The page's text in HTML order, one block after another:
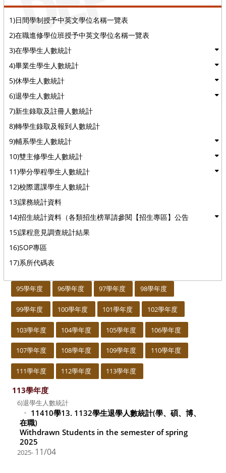
1)日間學制授予中英文學位名稱一覽表
2)在職進修學位班授予中英文學位名稱一覽表
3)在學學生人數統計
4)畢業生學生人數統計
5)休學生人數統計
6)退學生人數統計
7)新生錄取及註冊人數統計
8)轉學生錄取及報到人數統計
9)輔系學生人數統計
10)雙主修學生人數統計
11)學分學程學生人數統計
12)校際選課學生人數統計
13)課務統計資料
14)招生統計資料（各類招生榜單請參閱【招生專區】公告
15)課程意見調查統計結果
16)SOP專區
17)系所代碼表
95學年度 96學年度 97學年度 98學年度
99學年度 100學年度 101學年度 102學年度
103學年度 104學年度 105學年度 106學年度
107學年度 108學年度 109學年度 110學年度
111學年度 112學年度 113學年度
113學年度
6)退學生人數統計
11410學13. 1132學生退學人數統計(學、碩、博、
在職)
Withdrawn Students in the semester of spring
2025
2025- 11/04